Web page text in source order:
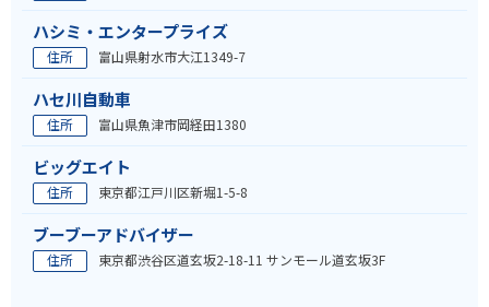
ハシミ・エンタープライズ
住所 富山県射水市大江1349-7
ハセ川自動車
住所 富山県魚津市岡経田1380
ビッグエイト
住所 東京都江戸川区新堀1-5-8
ブーブーアドバイザー
住所 東京都渋谷区道玄坂2-18-11 サンモール道玄坂3F